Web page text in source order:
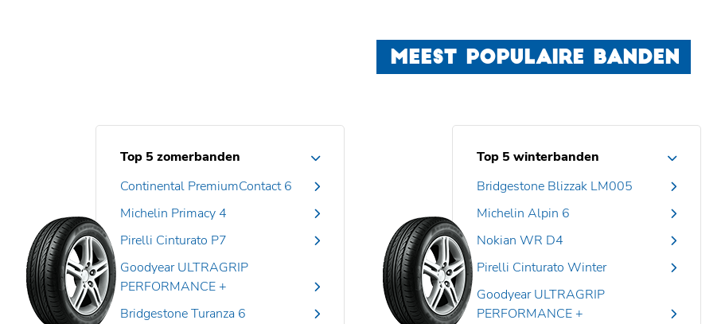
MEEST POPULAIRE BANDEN
Top 5 zomerbanden
Continental PremiumContact 6
Michelin Primacy 4
Pirelli Cinturato P7
Goodyear ULTRAGRIP
PERFORMANCE +
Bridgestone Turanza 6
Top 5 winterbanden
Bridgestone Blizzak LM005
Michelin Alpin 6
Nokian WR D4
Pirelli Cinturato Winter
Goodyear ULTRAGRIP
PERFORMANCE +